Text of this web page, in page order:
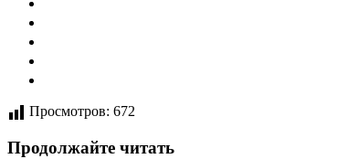
Просмотров: 672
Продолжайте читать